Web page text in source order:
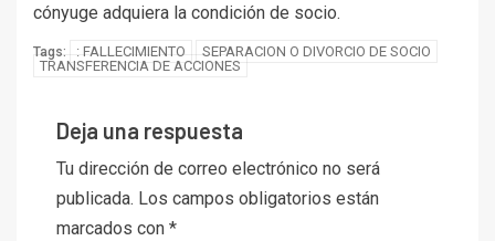
cónyuge adquiera la condición de socio.
Tags: : FALLECIMIENTO
SEPARACION O DIVORCIO DE SOCIO
TRANSFERENCIA DE ACCIONES
Deja una respuesta
Tu dirección de correo electrónico no será
publicada. Los campos obligatorios están
marcados con *